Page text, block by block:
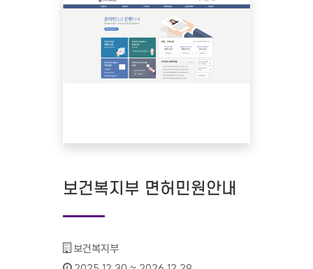
보건복지부 면허민원안내
기관명 :
보건복지부